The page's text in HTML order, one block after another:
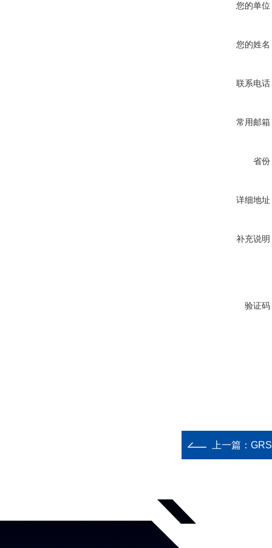
您的单位
您的姓名
联系电话
常用邮箱
省份
详细地址
补充说明
验证码
上一篇：